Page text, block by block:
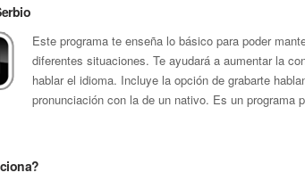
Este programa te enseña lo básico para poder
diferentes situaciones. Te ayudará a aumentar la
hablar el idioma. Incluye la opción de grabarte
pronunciación con la de un nativo. Es un programa